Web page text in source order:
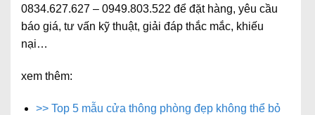
0834.627.627 – 0949.803.522 để đặt hàng, yêu cầu
báo giá, tư vấn kỹ thuật, giải đáp thắc mắc, khiếu
nại…
xem thêm:
>> Top 5 mẫu cửa thông phòng đẹp không thể bỏ